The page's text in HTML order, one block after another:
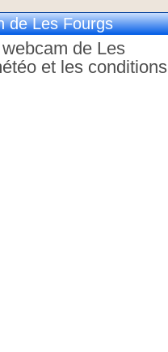
de Les Fourgs
de Les
et les conditions